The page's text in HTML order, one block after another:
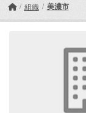
組織 美濃市